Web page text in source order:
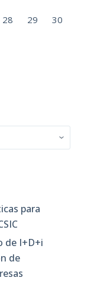
28 29 30
para
de I+D+i
de